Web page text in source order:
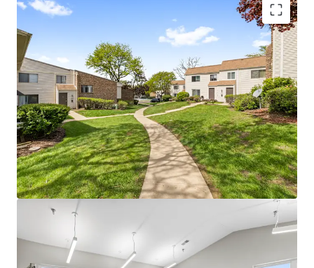
Unparalleled Investment Opportunity
Significant value-add upside - 38% of units
ready for full renovation program
Impressive $200 achieved renovation
premiums
Sought-after Dupage County location
100% market rate units
Boutique investment opportunity with
plenty of continued upside
Current ownership has invested $2.4M since
Dynamic Townhome Community